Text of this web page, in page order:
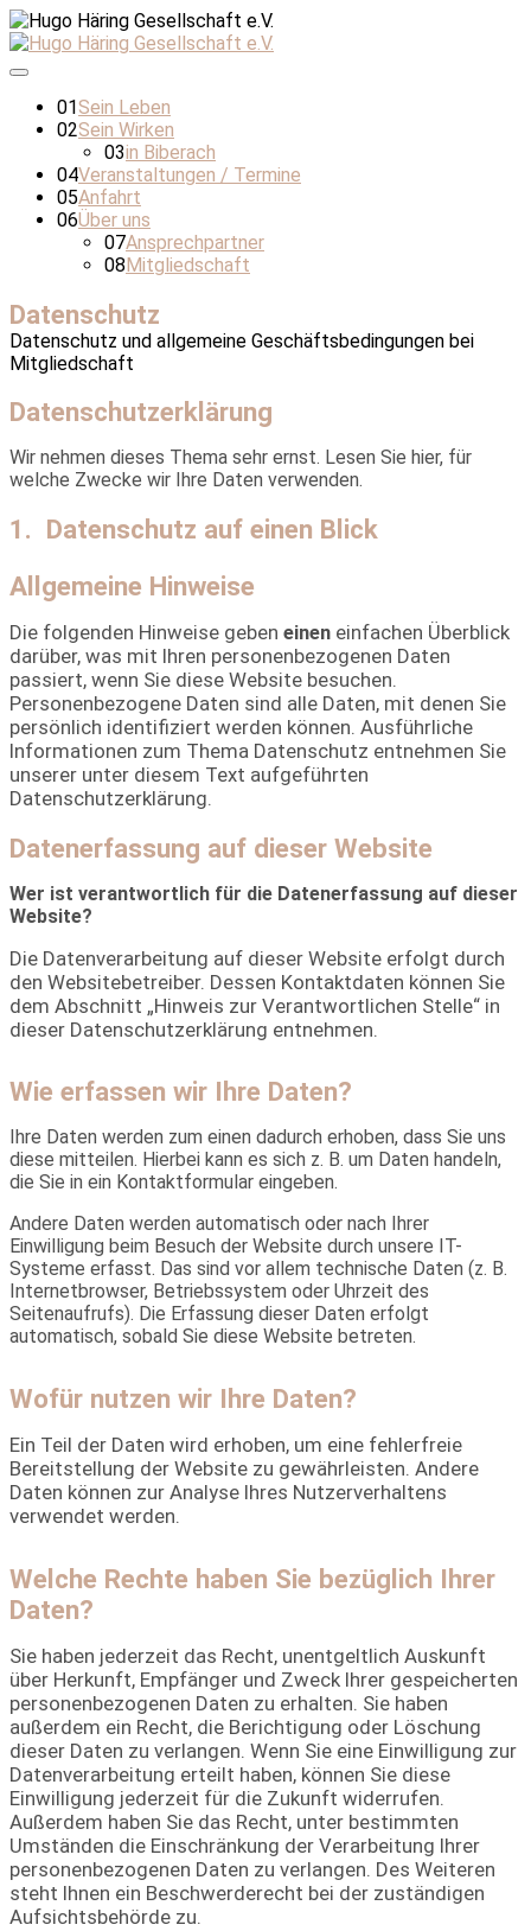
01Sein Leben
02Sein Wirken
03in Biberach
04Veranstaltungen / Termine
05Anfahrt
06Über uns
07Ansprechpartner
08Mitgliedschaft
Datenschutz
Datenschutz und allgemeine Geschäftsbedingungen bei
Mitgliedschaft
Datenschutzerklärung
Wir nehmen dieses Thema sehr ernst. Lesen Sie hier, für
welche Zwecke wir Ihre Daten verwenden.
1. Datenschutz auf einen Blick
Allgemeine Hinweise
Die folgenden Hinweise geben einen einfachen Überblick
darüber, was mit Ihren personenbezogenen Daten
passiert, wenn Sie diese Website besuchen.
Personenbezogene Daten sind alle Daten, mit denen Sie
persönlich identifiziert werden können. Ausführliche
Informationen zum Thema Datenschutz entnehmen Sie
unserer unter diesem Text aufgeführten
Datenschutzerklärung.
Datenerfassung auf dieser Website
Wer ist verantwortlich für die Datenerfassung auf dieser
Website?
Die Datenverarbeitung auf dieser Website erfolgt durch
den Websitebetreiber. Dessen Kontaktdaten können Sie
dem Abschnitt „Hinweis zur Verantwortlichen Stelle“ in
dieser Datenschutzerklärung entnehmen.
Wie erfassen wir Ihre Daten?
Ihre Daten werden zum einen dadurch erhoben, dass Sie uns
diese mitteilen. Hierbei kann es sich z. B. um Daten handeln,
die Sie in ein Kontaktformular eingeben.
Andere Daten werden automatisch oder nach Ihrer
Einwilligung beim Besuch der Website durch unsere IT-
Systeme erfasst. Das sind vor allem technische Daten (z. B.
Internetbrowser, Betriebssystem oder Uhrzeit des
Seitenaufrufs). Die Erfassung dieser Daten erfolgt
automatisch, sobald Sie diese Website betreten.
Wofür nutzen wir Ihre Daten?
Ein Teil der Daten wird erhoben, um eine fehlerfreie
Bereitstellung der Website zu gewährleisten. Andere
Daten können zur Analyse Ihres Nutzerverhaltens
verwendet werden.
Welche Rechte haben Sie bezüglich Ihrer
Daten?
Sie haben jederzeit das Recht, unentgeltlich Auskunft
über Herkunft, Empfänger und Zweck Ihrer gespeicherten
personenbezogenen Daten zu erhalten. Sie haben
außerdem ein Recht, die Berichtigung oder Löschung
dieser Daten zu verlangen. Wenn Sie eine Einwilligung zur
Datenverarbeitung erteilt haben, können Sie diese
Einwilligung jederzeit für die Zukunft widerrufen.
Außerdem haben Sie das Recht, unter bestimmten
Umständen die Einschränkung der Verarbeitung Ihrer
personenbezogenen Daten zu verlangen. Des Weiteren
steht Ihnen ein Beschwerderecht bei der zuständigen
Aufsichtsbehörde zu.